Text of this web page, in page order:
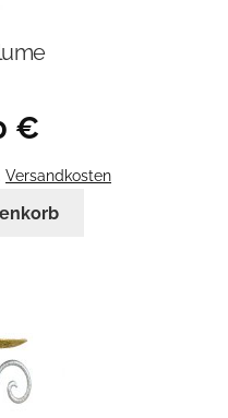
€
Versandkosten